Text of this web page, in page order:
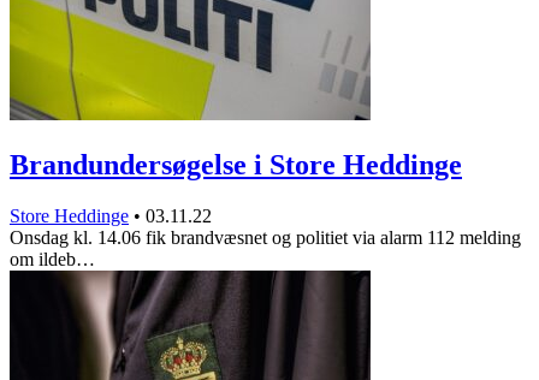
Brandundersøgelse i Store Heddinge
Store Heddinge • 03.11.22
Onsdag kl. 14.06 fik brandvæsnet og politiet via alarm 112 melding
om ildeb…